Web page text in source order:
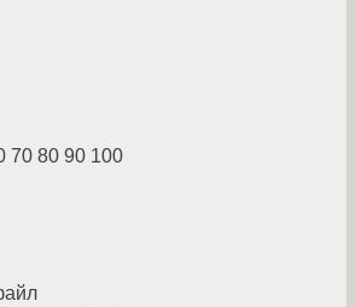
70 80 90 100